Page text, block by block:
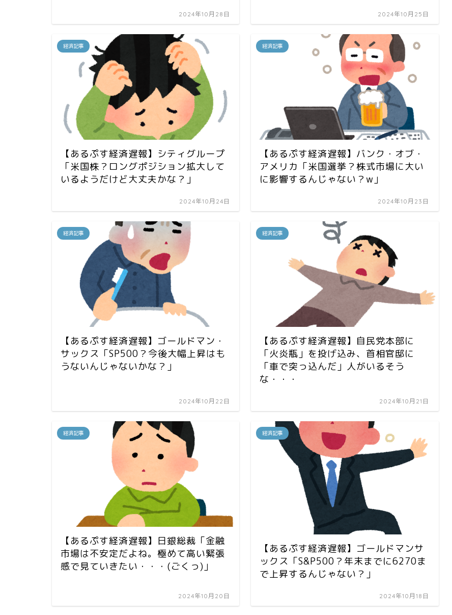
2024年10月28日 2024年10月25日
経済記事
【あるぷす経済遅報】シティグループ
「米国株？ロングポジション拡大して
いるようだけど大丈夫かな？」
2024年10月24日
経済記事
【あるぷす経済遅報】バンク・オブ・
アメリカ「米国選挙？株式市場に大い
に影響するんじゃない？w」
2024年10月23日
経済記事
【あるぷす経済遅報】ゴールドマン・
サックス「SP500？今後大幅上昇はも
うないんじゃないかな？」
2024年10月22日
経済記事
【あるぷす経済遅報】自民党本部に
「火炎瓶」を投げ込み、首相官邸に
「車で突っ込んだ」人がいるそう
な・・・
2024年10月21日
経済記事
【あるぷす経済遅報】日銀総裁「金融
市場は不安定だよね。極めて高い緊張
感で見ていきたい・・・(ごくっ)」
2024年10月20日
経済記事
【あるぷす経済遅報】ゴールドマンサ
ックス「S&P500？年末までに6270ま
で上昇するんじゃない？」
2024年10月18日